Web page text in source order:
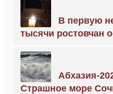
В первую
тысячи ростовчан
Абхазия-
Страшное море